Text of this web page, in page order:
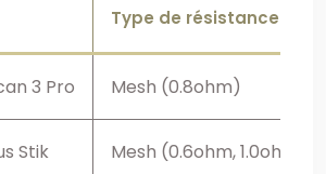
Type de résistance
3 Pro Mesh (0.8ohm)
Stik Mesh (0.6ohm, 1.0ohm)